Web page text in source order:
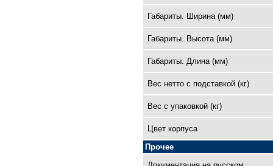
Габариты. Ширина (мм)
Габариты. Высота (мм)
Габариты. Длина (мм)
Вес нетто с подставкой (кг)
Вес с упаковкой (кг)
Цвет корпуса
Прочее